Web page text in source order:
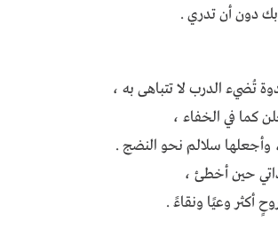
دون أن تدري .
تُضيء الدرب لا تتباهى به ،
كما في الخفاء ،
وأجعلها سلالم نحو النضج .
حين أخطئ ،
أكثر وعيًا ونقاءً .